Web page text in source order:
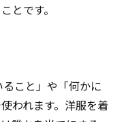
とです。
ること」や「何かに
われます。洋服を着